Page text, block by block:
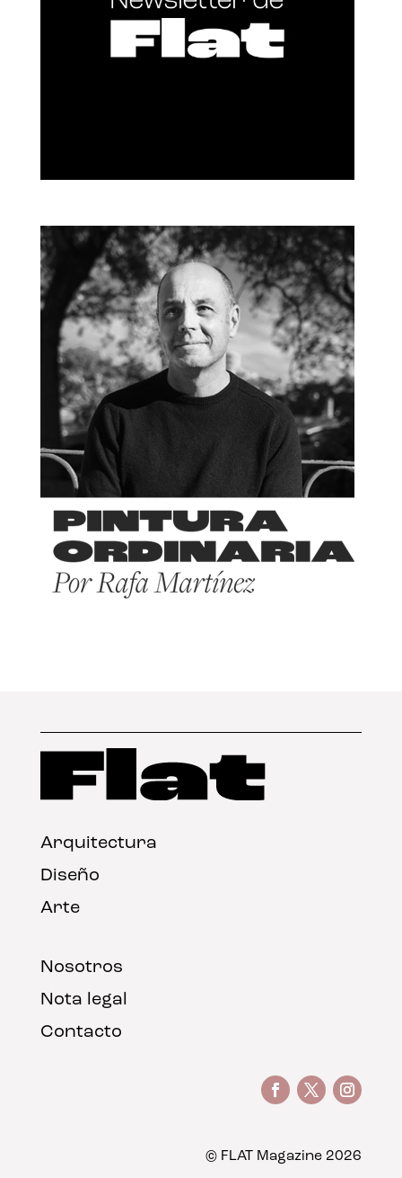
Arquitectura
Diseño
Arte
Nosotros
Nota legal
Contacto
© FLAT Magazine 2026